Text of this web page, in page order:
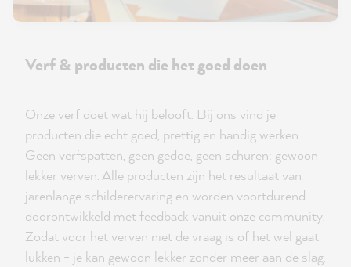
Verf & producten die het goed doen
Onze verf doet wat hij belooft. Bij ons vind je
producten die echt goed, prettig en handig werken.
Geen verfspatten, geen gedoe, geen schuren: gewoon
lekker verven. Alle producten zijn het resultaat van
jarenlange schilderervaring en worden voortdurend
doorontwikkeld met feedback vanuit onze community.
Zodat voor het verven niet de vraag is of het wel gaat
lukken - je kan gewoon lekker zonder meer aan de slag.